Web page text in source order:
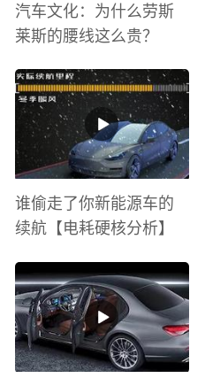
汽车文化：为什么劳斯
莱斯的腰线这么贵？
谁偷走了你新能源车的
续航【电耗硬核分析】